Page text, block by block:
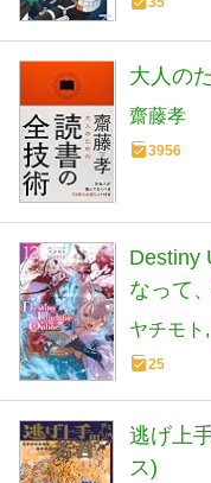
大人の
齋藤孝
3956
Destiny
なって
るよう
ス)
ヤチモト
25
逃げ上
ス)